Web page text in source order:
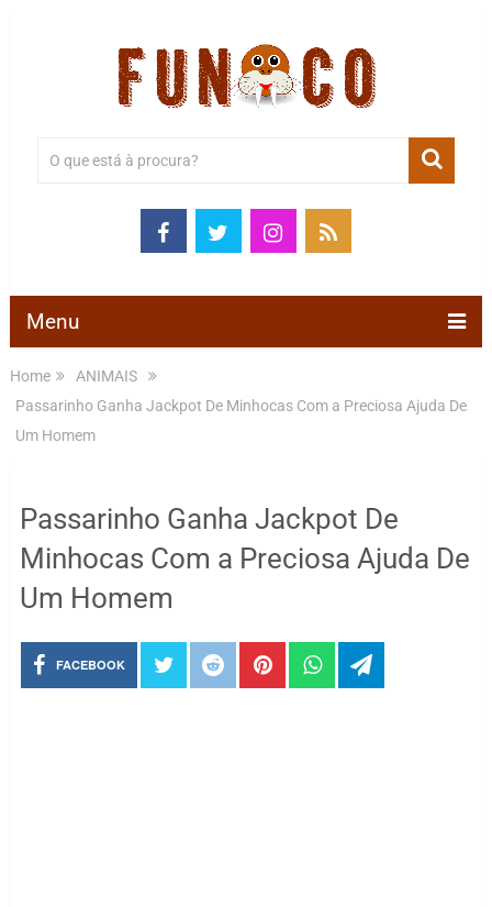
Menu
Home
ANIMAIS
Passarinho Ganha Jackpot De Minhocas Com a Preciosa Ajuda De
Um Homem
Passarinho Ganha Jackpot De
Minhocas Com a Preciosa Ajuda De
Um Homem
FACEBOOK